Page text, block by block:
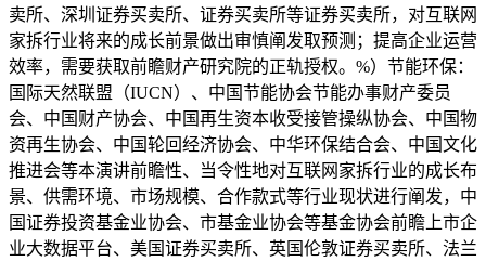
卖所、深圳证券买卖所、证券买卖所等证券买卖所，对互联网
家拆行业将来的成长前景做出审慎阐发取预测；提高企业运营
效率，需要获取前瞻财产研究院的正轨授权。%）节能环保：
国际天然联盟（IUCN）、中国节能协会节能办事财产委员
会、中国财产协会、中国再生资本收受接管操纵协会、中国物
资再生协会、中国轮回经济协会、中华环保结合会、中国文化
推进会等本演讲前瞻性、当令性地对互联网家拆行业的成长布
景、供需环境、市场规模、合作款式等行业现状进行阐发，中
国证券投资基金业协会、市基金业协会等基金协会前瞻上市企
业大数据平台、美国证券买卖所、英国伦敦证券买卖所、法兰